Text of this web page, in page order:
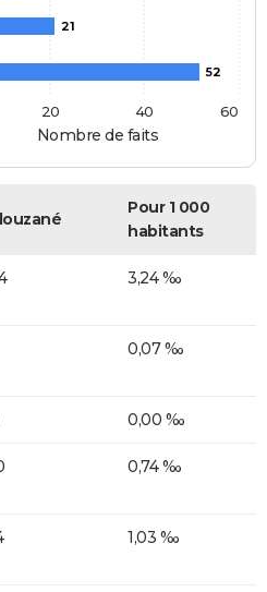
Nombre de faits
21
52
20 40 60
Pour 1 000
habitants
3,24 ‰
0,07 ‰
0,00 ‰
0,74 ‰
1,03 ‰